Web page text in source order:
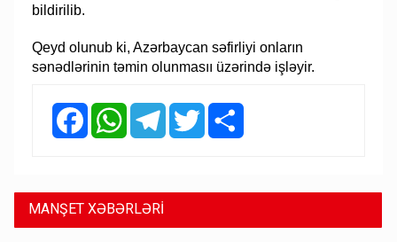
bildirilib.
Qeyd olunub ki, Azərbaycan səfirliyi onların
sənədlərinin təmin olunmasıı üzərində işləyir.
FacebookWhatsAppTelegramTwitter
MANŞET XƏBƏRLƏRİ